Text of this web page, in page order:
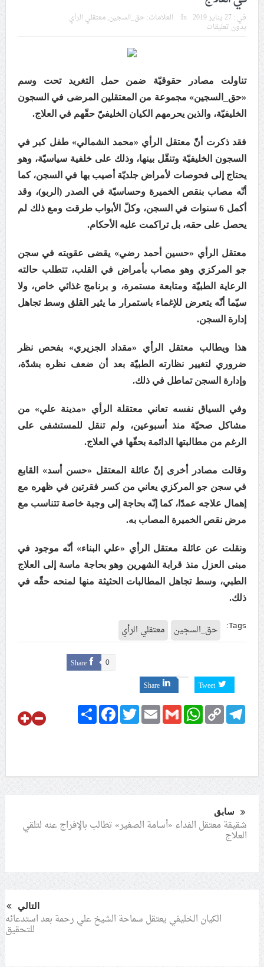
إيران والعراق
ملفّ إنسانيّ مؤلم.. الأسيرات الفلسطينيّات بين القمع
والإهمال الطبي
55 مأتمًا وحسينيّة يعترضون على الإجراءات القمعيّة للنظام
في موسم عاشوراء
النظام الخليفيّ يدسّ عيونه بين المشاركين في مواكب العزاء
ويعتقل العشرات من الشبّان
الموقف الأسبوعيّ: شعب البحرين سيقطع الأيدي التي تنال
من شعائر عاشوراء.. ولن يساوم على هويّته وقيمه في
الحريّة والتحرير
مقال: عاشوراء البحرين… ميدان جهاد بالكلمة
مركز أمريكيّ: الهجمات الإيرانية هزّت الثقة بالحماية
الأمريكيّة لدول الخليج
في :27 يناير 2019 In: العلامات: حق_السجين,معتقلي الرأي
بدون تعليقات
تناولت مصادر حقوقيّة ضمن حمل التغريد تحت وسم
«حق_السجين» مجموعة من المعتقلين المرضى في السجون
الخليفيّة، والذين يحرمهم الكيان الخليفيّ حقّهم في العلاج.
فقد ذكرت أنّ معتقل الرأي «محمد الشمالي» طفل كبر في
السجون الخليفيّة وتنقّل بينها، وذلك على خلفية سياسيّة، وهو
يحتاج إلى فحوصات لأمراض جلديّة أصيب بها في السجن، كما
أنّه مصاب بنقص الخميرة وحساسيّة في الصدر (الربو)، وقد
أكمل 6 سنوات في السجن، وكلّ الأبواب طرقت ومع ذلك لم
يحصل على حقه، بل تراكمت عليه الأحكام.
معتقل الرأي «حسين أحمد رضي» يقضى عقوبته في سجن
جو المركزي وهو مصاب بأمراض في القلب، تتطلب حالته
الرعاية الطبيّة ومتابعة مستمرة، و برنامج غذائي خاص، ولا
سيّما أنّه يتعرض للإغماء باستمرار ما يثير القلق وسط تجاهل
إدارة السجن.
هذا ويطالب معتقل الرأي «مقداد الجزيري» بفحص نظر
ضروري لتغيير نظارته الطبيّة بعد أن ضعف نظره بشدّة،
وإدارة السجن تماطل في ذلك.
وفي السياق نفسه تعاني معتقلة الرأي «مدينة علي» من
مشاكل صحيّة منذ أسبوعين، ولم تنقل للمستشفى على
الرغم من مطالبتها الدائمة بحقّها في العلاج.
وقالت مصادر أخرى إنّ عائلة المعتقل «حسن أسد» القابع
في سجن جو المركزي يعاني من كسر فقرتين في ظهره مع
إهمال علاجه عمدًا، كما إنّه بحاجة إلى وجبة خاصة تتناسب مع
مرض نقص الخميرة المصاب به.
ونقلت عن عائلة معتقل الرأي «علي البناء» أنّه موجود في
مبنى العزل منذ قرابة الشهرين وهو بحاجة ماسة إلى العلاج
الطبي، وسط تجاهل المطالبات الحثيثة منها لمنحه حقّه في
ذلك.
Tags: حق_السجين معتقلي الرأي
Share 0
Tweet
Share
ShareFacebookTwitterEmailGmail
WhatsApp Copy
Link
Telegram
سابق
شقيقة معتقل الفداء «أسامة الصغير» تطالب بالإفراج عنه لتلقي
العلاج
التالي
الكيان الخليفي يعتقل سماحة الشيخ علي رحمة بعد استدعائه
للتحقيق